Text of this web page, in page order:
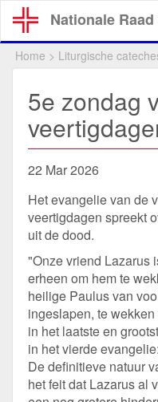
Overslaan
en
naar
Nationale
Home > Liturgische
5e zondag
22 Mar 2026
Het evangelie van de
veertigdagen spreekt
uit de dood.
"Onze vriend Lazarus
erheen om hem te
heilige Paulus van
ingeslapen, te
in het laatste en
in het vierde
De definitieve natuur
het feit dat Lazarus al